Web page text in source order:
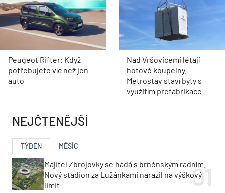
Peugeot Rifter: Když
potřebujete víc než jen
auto
Nad Vršovicemi létají
hotové koupelny.
Metrostav staví byty s
využitím prefabrikace
NEJČTENĚJŠÍ
TÝDEN MĚSÍC
Majitel Zbrojovky se hádá s brněnským radním.
Nový stadion za Lužánkami narazil na výškový
limit